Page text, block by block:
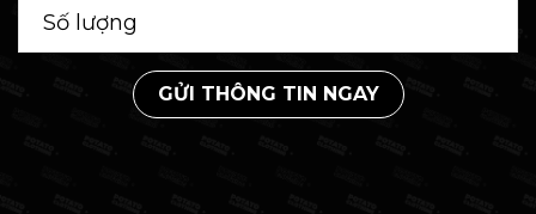
GỬI THÔNG TIN NGAY